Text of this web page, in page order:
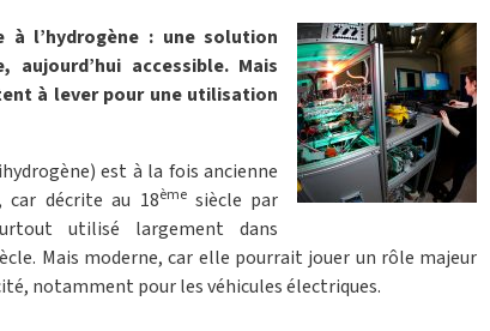
à l’hydrogène : une solution
aujourd’hui accessible. Mais
à lever pour une utilisation
est à la fois ancienne
car décrite au 18èmesiècle par
utilisé largement dans
Mais moderne, car elle pourrait jouer un rôle majeur
notamment pour les véhicules électriques.